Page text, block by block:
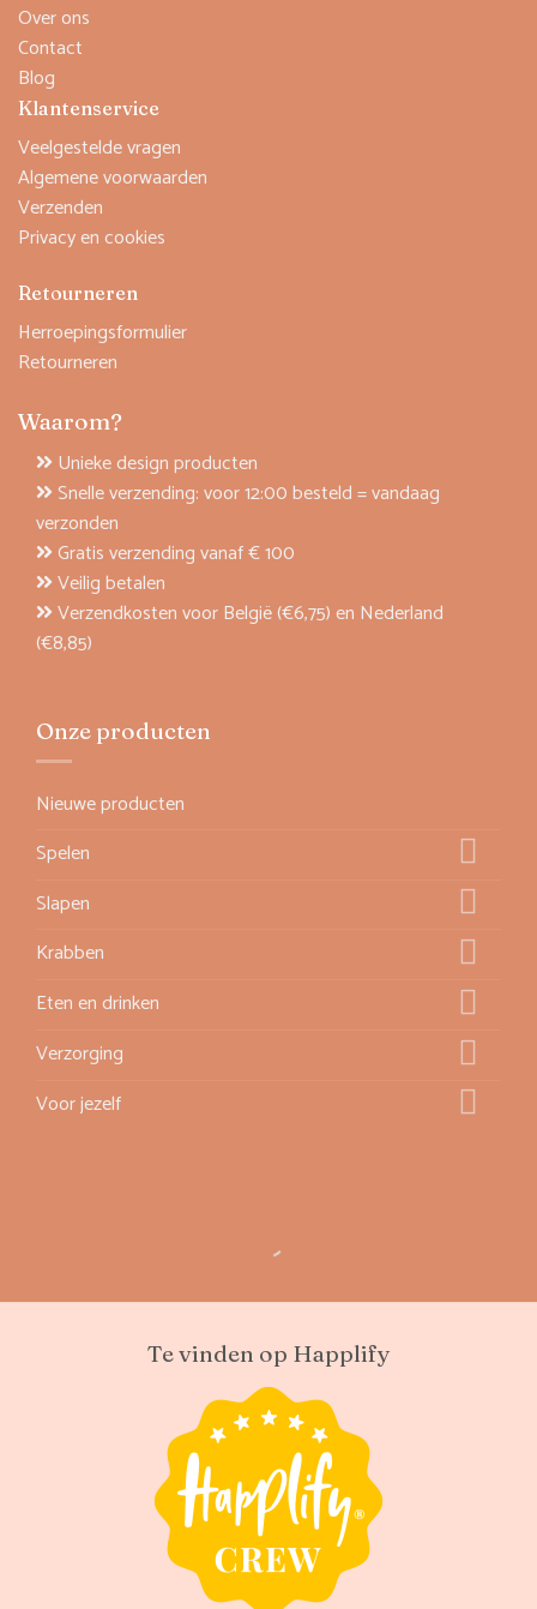
Over ons
Contact
Blog
Klantenservice
Veelgestelde vragen
Algemene voorwaarden
Verzenden
Privacy en cookies
Retourneren
Herroepingsformulier
Retourneren
Waarom?
Unieke design producten
Snelle verzending: voor 12:00 besteld = vandaag
verzonden
Gratis verzending vanaf € 100
Veilig betalen
Verzendkosten voor België (€6,75) en Nederland
(€8,85)
Onze producten
Nieuwe producten
Spelen
Slapen
Krabben
Eten en drinken
Verzorging
Voor jezelf
Te vinden op Happlify